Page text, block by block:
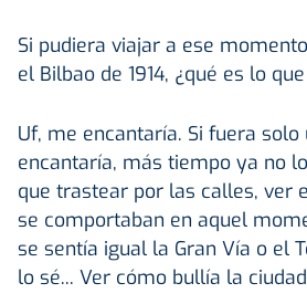
Si pudiera viajar a ese
el Bilbao de 1914, ¿qué es lo
Uf, me encantaría. Si fuera solo
encantaría, más tiempo ya no
que trastear por las calles, ver
se comportaban en aquel
se sentía igual la Gran Vía o el
lo sé... Ver cómo bullía la